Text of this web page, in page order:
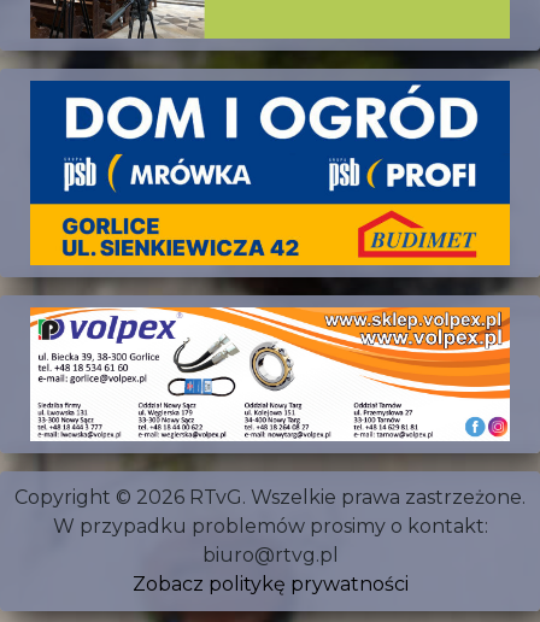
Copyright © 2026 RTvG. Wszelkie prawa zastrzeżone.
W przypadku problemów prosimy o kontakt:
biuro@rtvg.pl
Zobacz politykę prywatności